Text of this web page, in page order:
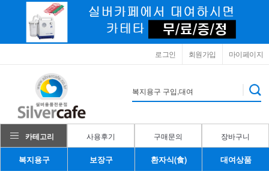
마이페이지
회원가입
로그인
카테고리 사용후기 구매문의 장바구니
복지용구 보장구 환자식(食) 대여상품